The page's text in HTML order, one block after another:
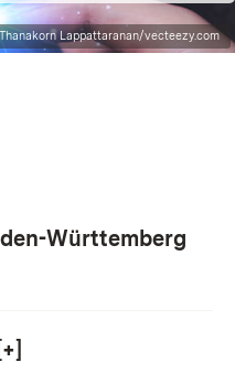
Thanakorn Lappattaranan/vecteezy.com
Württemberg
[+]